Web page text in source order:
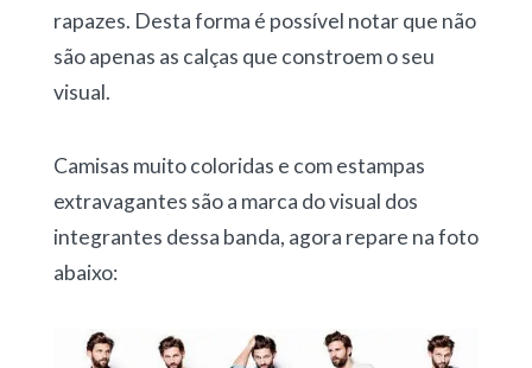
rapazes. Desta forma é possível notar que não
são apenas as calças que constroem o seu
visual.
Camisas muito coloridas e com estampas
extravagantes são a marca do visual dos
integrantes dessa banda, agora repare na foto
abaixo: